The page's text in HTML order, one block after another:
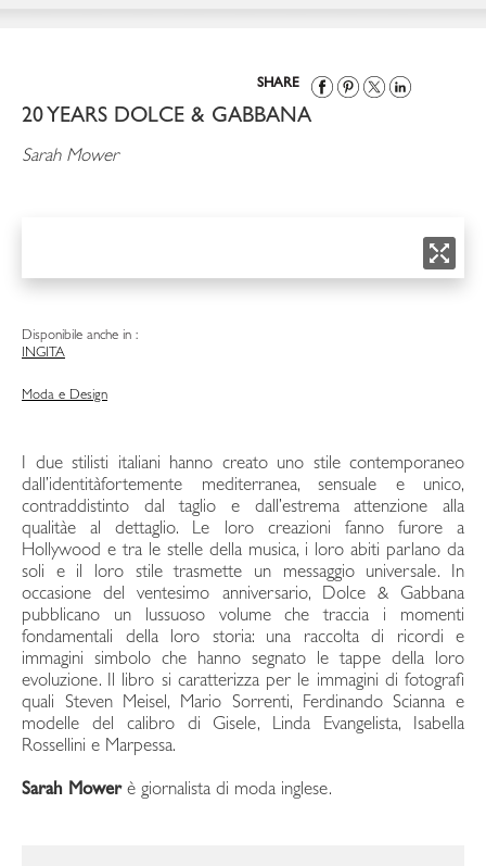
SHARE
20 YEARS DOLCE & GABBANA
Sarah Mower
Disponibile anche in :
INGITA
Moda e Design
I due stilisti italiani hanno creato uno stile contemporaneo
dall’identitàfortemente mediterranea, sensuale e unico,
contraddistinto dal taglio e dall’estrema attenzione alla
qualitàe al dettaglio. Le loro creazioni fanno furore a
Hollywood e tra le stelle della musica, i loro abiti parlano da
soli e il loro stile trasmette un messaggio universale. In
occasione del ventesimo anniversario, Dolce & Gabbana
pubblicano un lussuoso volume che traccia i momenti
fondamentali della loro storia: una raccolta di ricordi e
immagini simbolo che hanno segnato le tappe della loro
evoluzione. Il libro si caratterizza per le immagini di fotografi
quali Steven Meisel, Mario Sorrenti, Ferdinando Scianna e
modelle del calibro di Gisele, Linda Evangelista, Isabella
Rossellini e Marpessa.
Sarah Mowerè giornalista di moda inglese.